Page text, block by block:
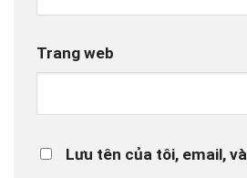
Trang web
Lưu tên của tôi, email,